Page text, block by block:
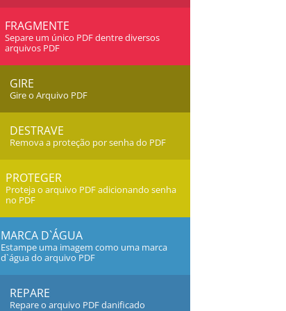
FRAGMENTE
Separe um único PDF dentre diversos
arquivos PDF
GIRE
Gire o Arquivo PDF
DESTRAVE
Remova a proteção por senha do PDF
PROTEGER
Proteja o arquivo PDF adicionando senha
no PDF
MARCA D`ÁGUA
Estampe uma imagem como uma marca
d`água do arquivo PDF
REPARE
Repare o arquivo PDF danificado